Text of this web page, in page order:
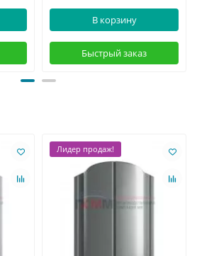
В корзину
Быстрый заказ
Лидер продаж!